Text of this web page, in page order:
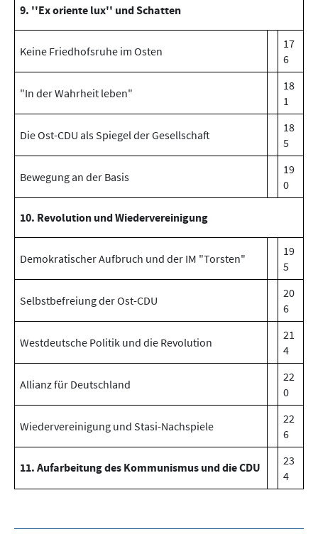
9. ''Ex oriente lux'' und Schatten
Keine Friedhofsruhe im Osten
17
6
"In der Wahrheit leben"
18
1
Die Ost-CDU als Spiegel der Gesellschaft
18
5
Bewegung an der Basis
19
0
10. Revolution und Wiedervereinigung
Demokratischer Aufbruch und der IM "Torsten"
19
5
Selbstbefreiung der Ost-CDU
20
6
Westdeutsche Politik und die Revolution
21
4
Allianz für Deutschland
22
0
Wiedervereinigung und Stasi-Nachspiele
22
6
11. Aufarbeitung des Kommunismus und die CDU
23
4